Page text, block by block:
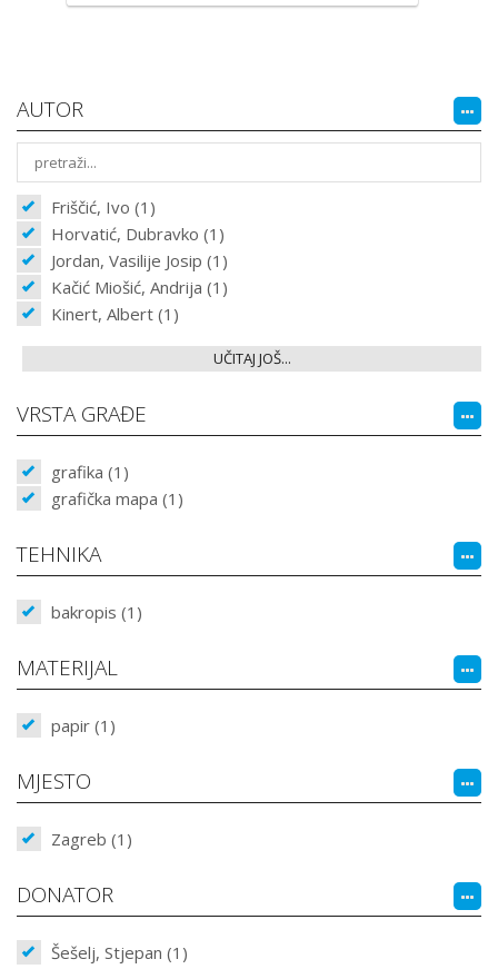
AUTOR
Friščić, Ivo (1)
Horvatić, Dubravko (1)
Jordan, Vasilije Josip (1)
Kačić Miošić, Andrija (1)
Kinert, Albert (1)
UČITAJ JOŠ...
VRSTA GRAĐE
grafika (1)
grafička mapa (1)
TEHNIKA
bakropis (1)
MATERIJAL
papir (1)
MJESTO
Zagreb (1)
DONATOR
Šešelj, Stjepan (1)